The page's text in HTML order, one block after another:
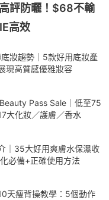
評防曬！$68不輸
高效
妝趨勢｜5款好用底妝產
現高質感優雅妝容
Pass Sale｜低至75
大化妝／護膚／香水
｜35大好用爽膚水保濕收
必備+正確使用方法
天瘦背操教學：5個動作